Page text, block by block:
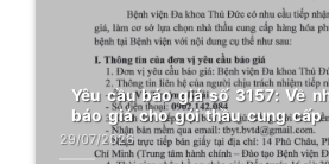
Yêu cầu báo giá số 3157: Về
báo giá cho gói thầu cung cấp
29/07/2026